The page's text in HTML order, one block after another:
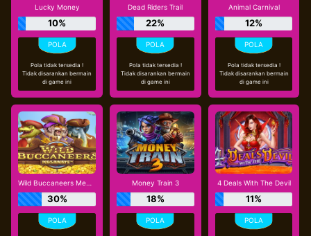
Lucky Money
10%
Pola tidak tersedia !
Tidak disarankan bermain
di game ini
Dead Riders Trail
22%
Pola tidak tersedia !
Tidak disarankan bermain
di game ini
Animal Carnival
12%
Pola tidak tersedia !
Tidak disarankan bermain
di game ini
Wild Buccaneers Megaways
30%
Money Train 3
18%
4 Deals With The Devil
11%